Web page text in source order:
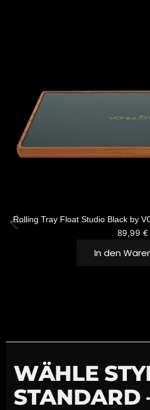
Rolling Tray Float Studio Black by
89,99 €
In den
WÄHLE
STANDARD